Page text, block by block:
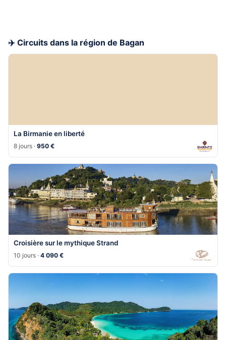
✈️ Circuits dans la région de Bagan
La Birmanie en liberté
8 jours ·950 €
Croisière sur le mythique Strand
10 jours ·4 090 €